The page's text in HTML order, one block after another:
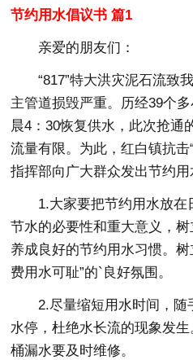
节约用水倡议书 篇1
亲爱的朋友们：
“817”特大洪灾泥石流致
主管道损毁严重。历经39个
晨4：30恢复供水，此次抢通
流量有限。为此，红白镇抗击
指挥部向广大群众发出节约用
1.大家要把节约用水放在
节水的必要性和重大意义，树
养成良好的节约用水习惯。
费用水可耻”的`良好氛围。
2.尽量缩短用水时间，
水停，杜绝水长流的现象发
桶漏水要及时维修。